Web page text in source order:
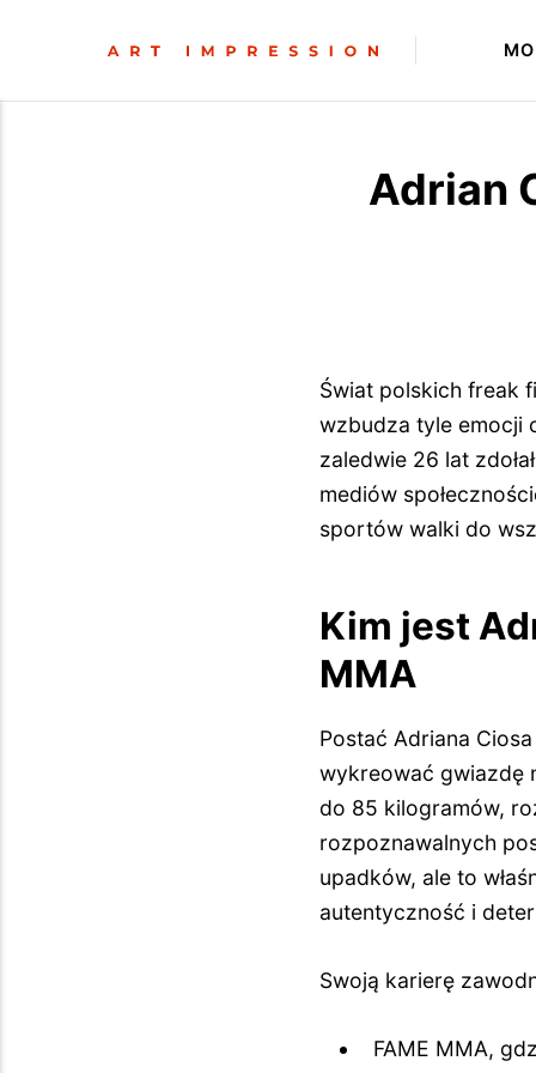
Adrian
Świat polskich freak
wzbudza tyle emocji
zaledwie 26 lat
mediów
sportów walki do
Kim jest
MMA
Postać Adriana
wykreować gwiazdę
do 85 kilogramów,
rozpoznawalnych
upadków, ale to
autentyczność i
Swoją karierę
FAME MMA,